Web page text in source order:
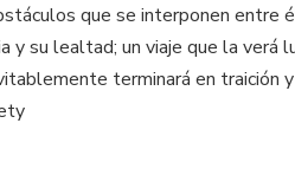
que se interponen
y su lealtad; un viaje que la
terminará en traición